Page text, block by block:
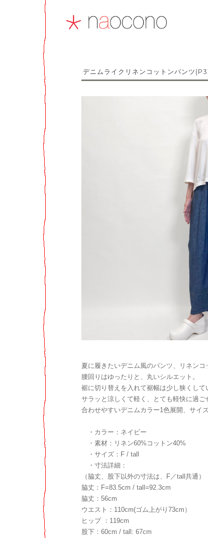
デニムライクリネンコットンパンツ
夏に履きたいデニム風のパンツ、リネンコ
腰回りはゆったりと、丸いシルエット。
裾に切り替えを入れて裾幅は少し狭くして
サラッと涼しくて軽く、とても軽快に過ご
合わせやすいデニムカラー1色展開、サイ
・カラー：ネイビー
・素材：リネン60%コットン40%
・サイズ：F / tall
・寸法詳細：
（脇丈、股下以外の寸法は、F／tall共通）
脇丈：F=83.5cm / tall=92.3cm
脇丈：56cm
ウエスト：110cm(ゴム上がり73cm）
ヒップ ：119cm
股下：60cm / tall: 67cm